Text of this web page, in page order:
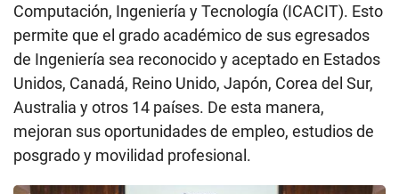
Computación, Ingeniería y Tecnología (ICACIT). Esto
permite que el grado académico de sus egresados
de Ingeniería sea reconocido y aceptado en Estados
Unidos, Canadá, Reino Unido, Japón, Corea del Sur,
Australia y otros 14 países. De esta manera,
mejoran sus oportunidades de empleo, estudios de
posgrado y movilidad profesional.